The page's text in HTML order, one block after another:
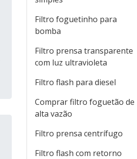
Filtro foguetinho para
bomba
Filtro prensa transparente
com luz ultravioleta
Filtro flash para diesel
Comprar filtro foguetão de
alta vazão
Filtro prensa centrífugo
Filtro flash com retorno